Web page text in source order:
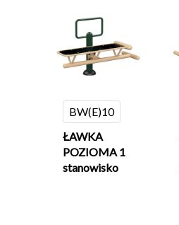
BW(E)10
ŁAWKA
POZIOMA 1
stanowisko